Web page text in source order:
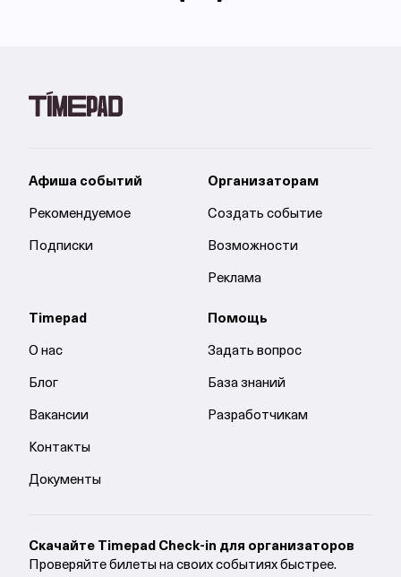
Афиша событий
Рекомендуемое
Подписки
Организаторам
Создать событие
Возможности
Реклама
Timepad
О нас
Блог
Вакансии
Контакты
Документы
Помощь
Задать вопрос
База знаний
Разработчикам
Cкачайте Timepad Check-in для организаторов
Проверяйте билеты на своих событиях быстрее.